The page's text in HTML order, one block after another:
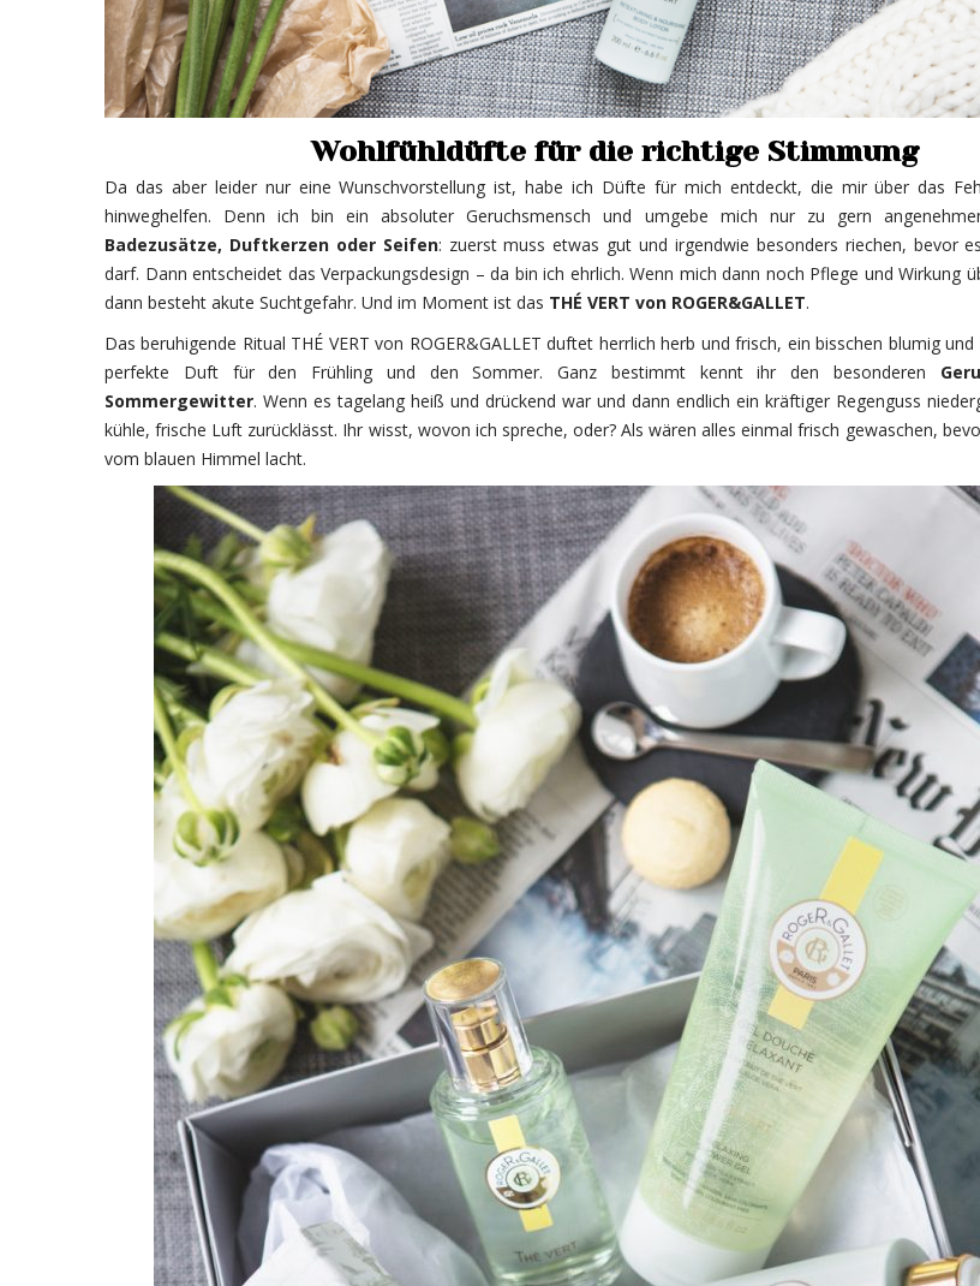
Wohlfühldüfte für die richtige Stimmung
Da das aber leider nur eine Wunschvorstellung ist, habe ich Düfte für mich entdeckt, die mir über das
hinweghelfen. Denn ich bin ein absoluter Geruchsmensch und umgebe mich nur zu gern
Badezusätze, Duftkerzen oder Seifen: zuerst muss etwas gut und irgendwie besonders riechen, bevor
darf. Dann entscheidet das Verpackungsdesign – da bin ich ehrlich. Wenn mich dann noch Pflege und Wirkung
dann besteht akute Suchtgefahr. Und im Moment ist das THÉ VERT von ROGER&GALLET.
Das beruhigende Ritual THÉ VERT von ROGER&GALLET duftet herrlich herb und frisch, ein bisschen blumig
perfekte Duft für den Frühling und den Sommer. Ganz bestimmt kennt ihr den besonderen
Sommergewitter. Wenn es tagelang heiß und drückend war und dann endlich ein kräftiger Regenguss
kühle, frische Luft zurücklässt. Ihr wisst, wovon ich spreche, oder? Als wären alles einmal frisch gewaschen,
vom blauen Himmel lacht.